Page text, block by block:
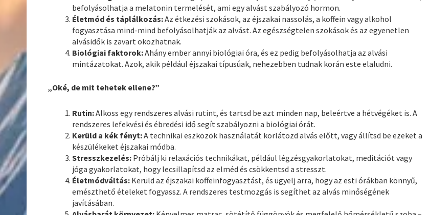
befolyásolhatja a melatonin termelését, ami egy alvást szabályozó hormon.
Életmód és táplálkozás:Az étkezési szokások, az éjszakai nassolás, a koffein vagy alkohol
fogyasztása mind-mind befolyásolhatják az alvást. Az egészségtelen szokások és az egyenetlen
alvásidők is zavart okozhatnak.
Biológiai faktorok:Ahány ember annyi biológiai óra, és ez pedig befolyásolhatja az alvási
mintázatokat. Azok, akik például éjszakai típusúak, nehezebben tudnak korán este elaludni.
„Oké, de mit tehetek ellene?”
Rutin:Alkoss egy rendszeres alvási rutint, és tartsd be azt minden nap, beleértve a hétvégéket is. A
rendszeres lefekvési és ébredési idő segít szabályozni a biológiai órát.
Kerüld a kék fényt:A technikai eszközök használatát korlátozd alvás előtt, vagy állítsd be ezeket a
készülékeket éjszakai módba.
Stresszkezelés: Próbálj ki relaxációs technikákat, például légzésgyakorlatokat, meditációt vagy
jóga gyakorlatokat, hogy lecsillapítsd az elméd és csökkentsd a stresszt.
Életmódváltás: Kerüld az éjszakai koffeinfogyasztást, és ügyelj arra, hogy az esti órákban könnyű,
emészthető ételeket fogyassz. A rendszeres testmozgás is segíthet az alvás minőségének
javításában.